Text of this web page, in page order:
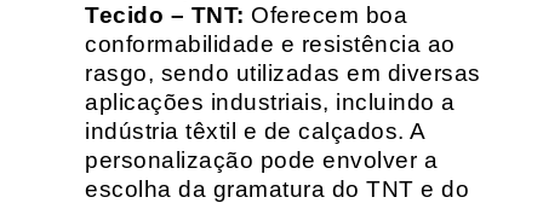
Tecido – TNT: Oferecem boa
conformabilidade e resistência ao
rasgo, sendo utilizadas em diversas
aplicações industriais, incluindo a
indústria têxtil e de calçados. A
personalização pode envolver a
escolha da gramatura do TNT e do